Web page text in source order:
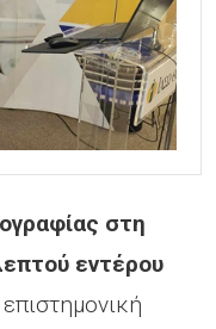
στη
εντέρου